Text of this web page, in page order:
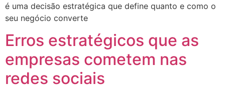
é uma decisão estratégica que define quanto e como o
seu negócio converte
Erros estratégicos que as
empresas cometem nas
redes sociais